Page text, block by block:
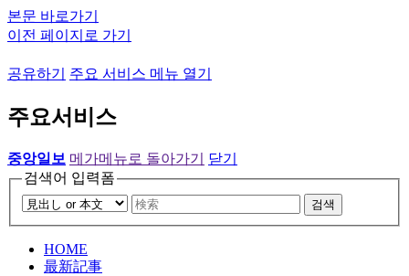
본문 바로가기
이전 페이지로 가기
공유하기 주요 서비스 메뉴 열기
주요서비스
중앙일보 메가메뉴로 돌아가기
닫기
검색어 입력폼
검색
HOME
最新記事